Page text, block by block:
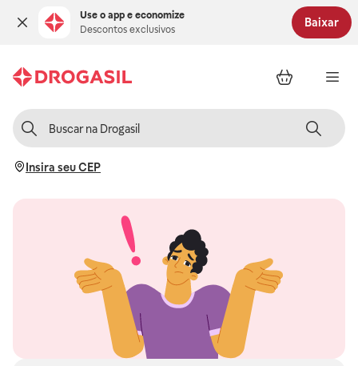
Use o app e economize
Descontos exclusivos
Baixar
Insira seu CEP